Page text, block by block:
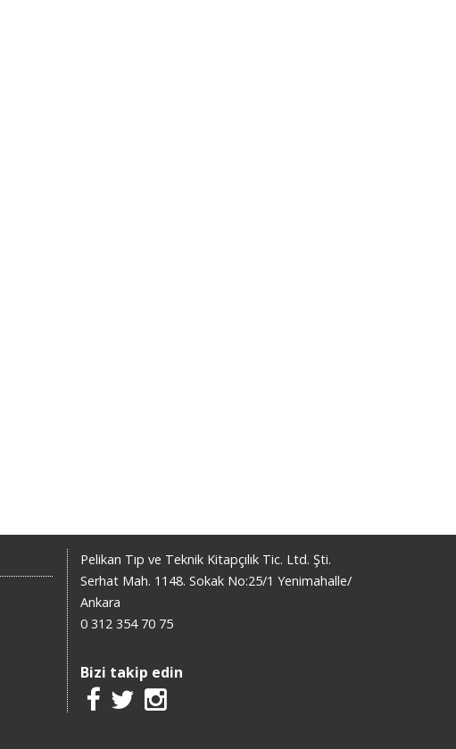
Pelikan Tıp ve Teknik Kitapçılık Tic. Ltd. Şti.
Serhat Mah. 1148. Sokak No:25/1 Yenimahalle/
Ankara
0 312 354 70 75
Bizi takip edin